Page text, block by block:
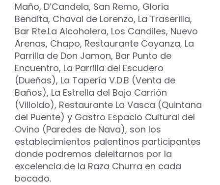
Maño, D’Candela, San Remo, Gloria
Bendita, Chaval de Lorenzo, La Traserilla,
Bar Rte.La Alcoholera, Los Candiles, Nuevo
Arenas, Chapo, Restaurante Coyanza, La
Parrilla de Don Jamon, Bar Punto de
Encuentro, La Parrilla del Escudero
(Dueñas), La Tapería V.D.B (Venta de
Baños), La Estrella del Bajo Carrión
(Villoldo), Restaurante La Vasca (Quintana
del Puente) y Gastro Espacio Cultural del
Ovino (Paredes de Nava), son los
establecimientos palentinos participantes
donde podremos deleitarnos por la
excelencia de la Raza Churra en cada
bocado.